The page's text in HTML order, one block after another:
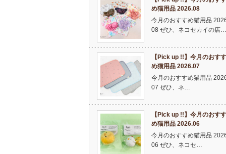
め猫用品 2026.08
今月のおすすめ猫用品
08 ぜひ、ネコセカイの店…
【Pick up !!】今月のおすす
め猫用品 2026.07
今月のおすすめ猫用品
07 ぜひ、ネ…
【Pick up !!】今月のおすす
め猫用品 2026.06
今月のおすすめ猫用品
06 ぜひ、ネコセ…